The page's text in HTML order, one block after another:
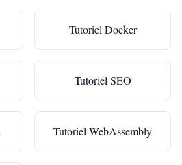
Tutoriel Docker
Tutoriel SEO
Tutoriel WebAssembly